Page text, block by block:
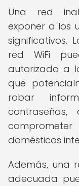
Una red
exponer a los
significativos.
red WiFi
autorizado a
que
robar
comprometer
domésticos
Además, una
adecuada